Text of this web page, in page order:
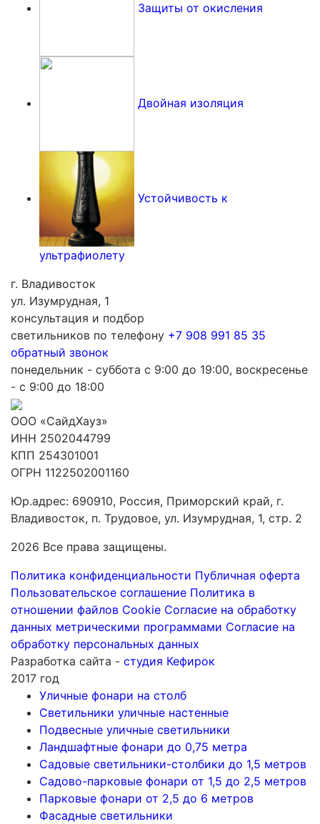
Защиты от окисления
Двойная изоляция
Устойчивость к
ультрафиолету
г. Владивосток
ул. Изумрудная, 1
консультация и подбор
светильников по телефону +7 908 991 85 35
обратный звонок
понедельник - суббота с 9:00 до 19:00, воскресенье
- с 9:00 до 18:00
ООО «СайдХауз»
ИНН 2502044799
КПП 254301001
ОГРН 1122502001160
Юр.адрес: 690910, Россия, Приморский край, г.
Владивосток, п. Трудовое, ул. Изумрудная, 1, стр. 2
2026 Все права защищены.
Политика конфиденциальности Публичная оферта
Пользовательское соглашение Политика в
отношении файлов Cookie Согласие на обработку
данных метрическими программами Согласие на
обработку персональных данных
Разработка сайта - студия Кефирок
2017 год
Уличные фонари на столб
Светильники уличные настенные
Подвесные уличные светильники
Ландшафтные фонари до 0,75 метра
Садовые светильники-столбики до 1,5 метров
Садово-парковые фонари от 1,5 до 2,5 метров
Парковые фонари от 2,5 до 6 метров
Фасадные светильники